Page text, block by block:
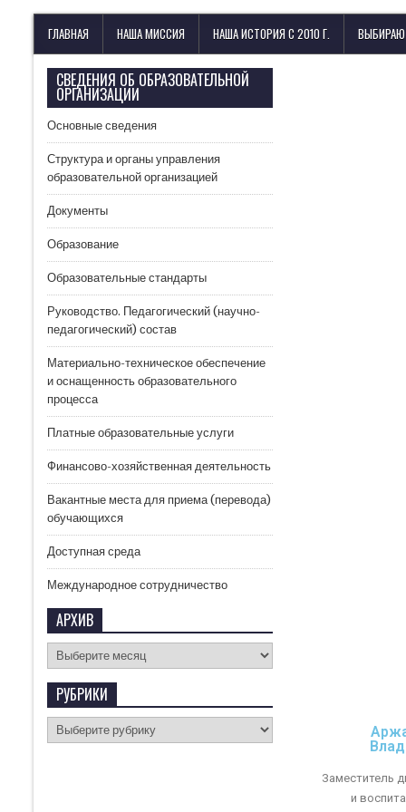
Лицей имени М. В. Ломоносова
с изучением иностранных языков
ГЛАВНАЯ НАША МИССИЯ НАША ИСТОРИЯ С 2010 Г.
Заместитель
и
СВЕДЕНИЯ ОБ ОБРАЗОВАТЕЛЬНОЙ
ОРГАНИЗАЦИИ
Основные сведения
Структура и органы управления
образовательной организацией
Документы
Образование
Образовательные стандарты
Руководство. Педагогический (научно-
педагогический) состав
Материально-техническое обеспечение
и оснащенность образовательного
процесса
Платные образовательные услуги
Финансово-хозяйственная деятельность
Вакантные места для приема (перевода)
обучающихся
Доступная среда
Международное сотрудничество
АРХИВ
РУБРИКИ